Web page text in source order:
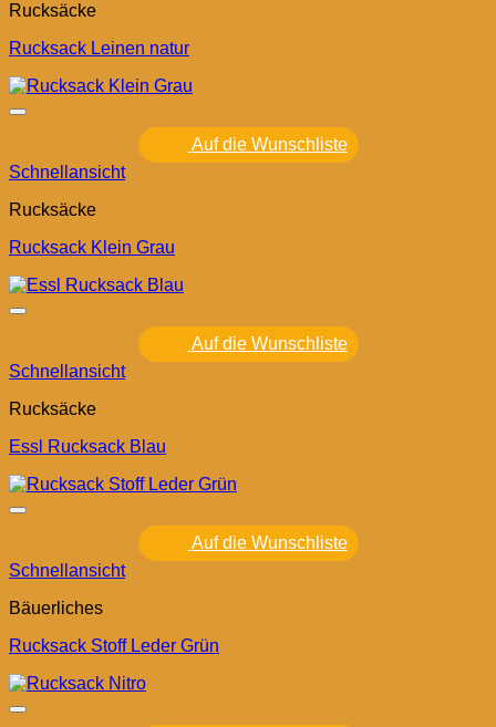
Rucksäcke
Rucksack Leinen natur
Auf die Wunschliste
Schnellansicht
Rucksäcke
Rucksack Klein Grau
Auf die Wunschliste
Schnellansicht
Rucksäcke
Essl Rucksack Blau
Auf die Wunschliste
Schnellansicht
Bäuerliches
Rucksack Stoff Leder Grün